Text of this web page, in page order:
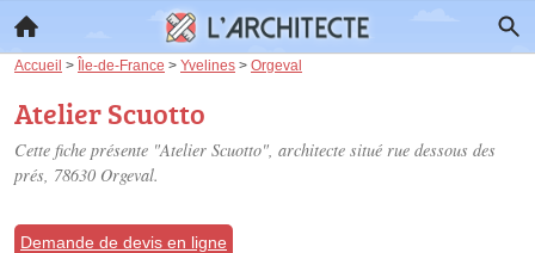
Accueil > Île-de-France > Yvelines > Orgeval
Atelier Scuotto
Cette fiche présente "Atelier Scuotto", architecte situé rue dessous des
prés, 78630 Orgeval.
Demande de devis en ligne